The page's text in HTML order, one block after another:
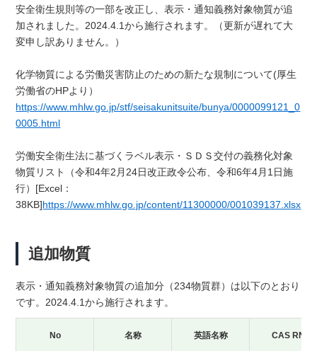
安全衛生規則等の一部を改正し、表示・通知義務対象物質が追
加されました。2024.4.1から施行されます。（更新が遅れて大
変申し訳ありません。）
化学物質による労働災害防止のための新たな規制について(厚生
労働省のHPより）
https://www.mhlw.go.jp/stf/seisakunitsuite/bunya/0000099121_0
0005.html
労働安全衛生法に基づくラベル表示・ＳＤＳ交付の義務化対象
物質リスト（令和4年2月24日改正政令公布、令和6年4月1日施
行）[Excel：
38KB]https://www.mhlw.go.jp/content/11300000/001039137.xlsx
追加物質
表示・通知義務対象物質の追加分（234物質群）は以下のとおり
です。2024.4.1から施行されます。
No 名称 英語名称 CAS RN